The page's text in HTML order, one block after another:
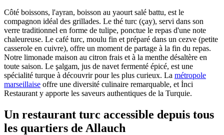
Côté boissons, l'ayran, boisson au yaourt salé battu, est le
compagnon idéal des grillades. Le thé turc (çay), servi dans son
verre traditionnel en forme de tulipe, ponctue le repas d'une note
chaleureuse. Le café turc, moulu fin et préparé dans un cezve (petite
casserole en cuivre), offre un moment de partage à la fin du repas.
Notre limonade maison au citron frais et à la menthe désaltère en
toute saison. Le şalgam, jus de navet fermenté épicé, est une
spécialité turque à découvrir pour les plus curieux. La métropole
marseillaise offre une diversité culinaire remarquable, et İnci
Restaurant y apporte les saveurs authentiques de la Turquie.
Un restaurant turc accessible depuis tous
les quartiers de Allauch